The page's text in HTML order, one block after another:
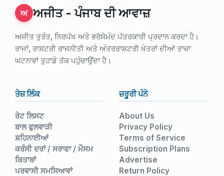
ਅ ਅਜੀਤ - ਪੰਜਾਬ ਦੀ ਆਵਾਜ਼
ਅਜੀਤ ਤੁਰੰਤ, ਨਿਰਪੱਖ ਅਤੇ ਭਰੋਸੇਮੰਦ ਪੱਤਰਕਾਰੀ ਪ੍ਰਦਾਨ ਕਰਦਾ ਹੈ।
ਰਾਜਾਂ, ਰਾਸ਼ਟਰੀ ਰਾਜਨੀਤੀ ਅਤੇ ਅੰਤਰਰਾਸ਼ਟਰੀ ਖੇਤਰਾਂ ਦੀਆਂ ਤਾਜ਼ਾ
ਘਟਨਾਵਾਂ ਤੁਹਾਡੇ ਤੱਕ ਪਹੁੰਚਾਉਂਦਾ ਹੈ।
ਤੇਜ਼ ਲਿੰਕ
ਰੇਟ ਲਿਸਟ
ਬਾਲ ਫੁਲਵਾੜੀ
ਸ਼ਹਿਨਾਈਆਂ
ਕਰੰਸੀ ਦਰਾਂ / ਸਰਾਫਾ / ਮੌਸਮ
ਕਿਤਾਬਾਂ
ਪਰਵਾਸੀ ਸਮਸਿਆਵਾਂ
ਜ਼ਰੂਰੀ ਪੰਨੇ
About Us
Privacy Policy
Terms of Service
Subscription Plans
Advertise
Return Policy